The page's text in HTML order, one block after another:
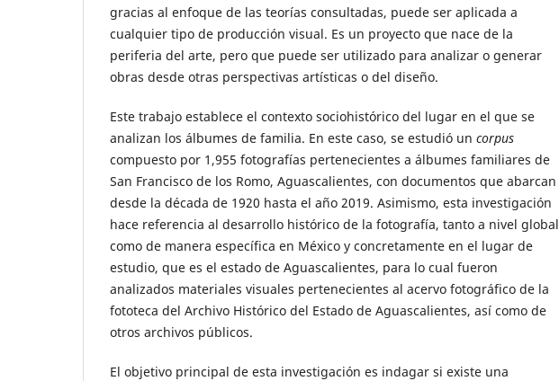
gracias al enfoque de las teorías consultadas, puede ser aplicada a
cualquier tipo de producción visual. Es un proyecto que nace de la
periferia del arte, pero que puede ser utilizado para analizar o generar
obras desde otras perspectivas artísticas o del diseño.
Este trabajo establece el contexto sociohistórico del lugar en el que se
analizan los álbumes de familia. En este caso, se estudió un corpus
compuesto por 1,955 fotografías pertenecientes a álbumes familiares de
San Francisco de los Romo, Aguascalientes, con documentos que abarcan
desde la década de 1920 hasta el año 2019. Asimismo, esta investigación
hace referencia al desarrollo histórico de la fotografía, tanto a nivel global
como de manera específica en México y concretamente en el lugar de
estudio, que es el estado de Aguascalientes, para lo cual fueron
analizados materiales visuales pertenecientes al acervo fotográfico de la
fototeca del Archivo Histórico del Estado de Aguascalientes, así como de
otros archivos públicos.
El objetivo principal de esta investigación es indagar si existe una